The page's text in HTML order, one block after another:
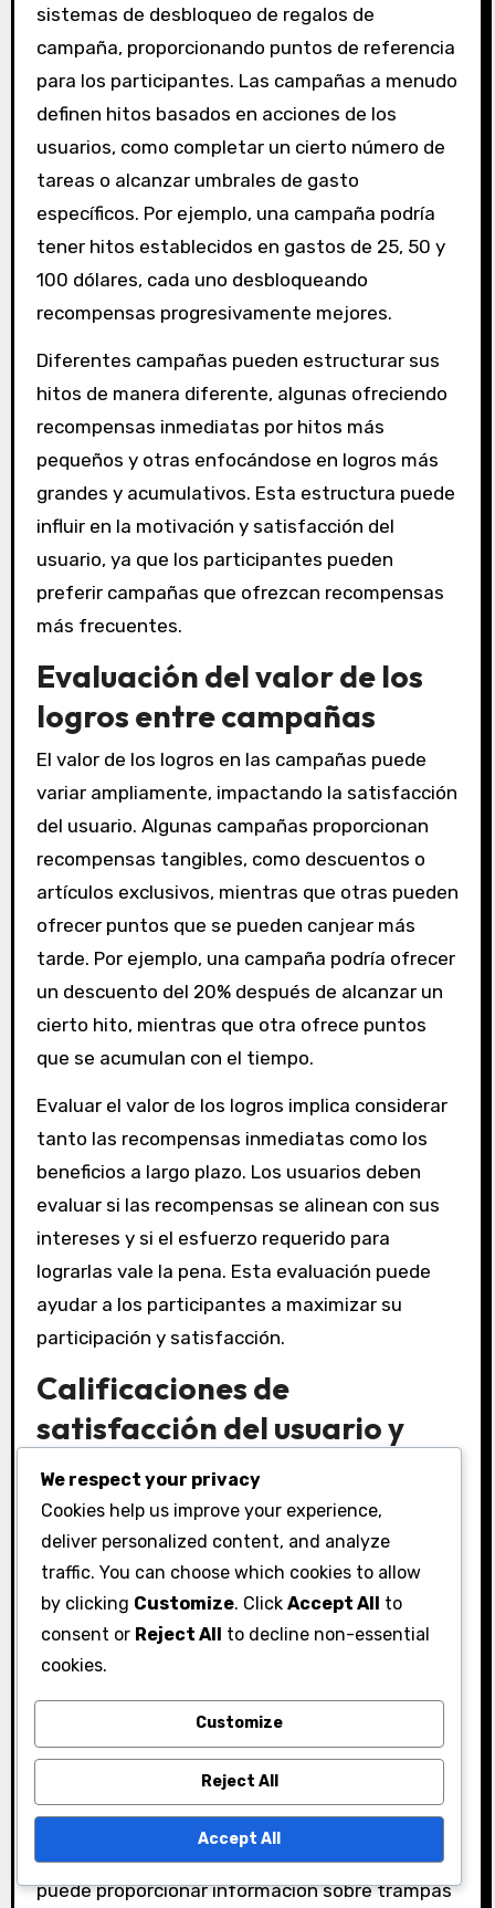
sistemas de desbloqueo de regalos de
campaña, proporcionando puntos de referencia
para los participantes. Las campañas a menudo
definen hitos basados en acciones de los
usuarios, como completar un cierto número de
tareas o alcanzar umbrales de gasto
específicos. Por ejemplo, una campaña podría
tener hitos establecidos en gastos de 25, 50 y
100 dólares, cada uno desbloqueando
recompensas progresivamente mejores.
Diferentes campañas pueden estructurar sus
hitos de manera diferente, algunas ofreciendo
recompensas inmediatas por hitos más
pequeños y otras enfocándose en logros más
grandes y acumulativos. Esta estructura puede
influir en la motivación y satisfacción del
usuario, ya que los participantes pueden
preferir campañas que ofrezcan recompensas
más frecuentes.
Evaluación del valor de los
logros entre campañas
El valor de los logros en las campañas puede
variar ampliamente, impactando la satisfacción
del usuario. Algunas campañas proporcionan
recompensas tangibles, como descuentos o
artículos exclusivos, mientras que otras pueden
ofrecer puntos que se pueden canjear más
tarde. Por ejemplo, una campaña podría ofrecer
un descuento del 20% después de alcanzar un
cierto hito, mientras que otra ofrece puntos
que se acumulan con el tiempo.
Evaluar el valor de los logros implica considerar
tanto las recompensas inmediatas como los
beneficios a largo plazo. Los usuarios deben
evaluar si las recompensas se alinean con sus
intereses y si el esfuerzo requerido para
lograrlas vale la pena. Esta evaluación puede
ayudar a los participantes a maximizar su
participación y satisfacción.
Calificaciones de
satisfacción del usuario y
retroalimentación
Las calificaciones de satisfacción del usuario a
menudo reflejan la efectividad del sistema de
desbloqueo de regalos de campaña. La
retroalimentación puede indicar qué tan bien
sienten los participantes que sus esfuerzos
son recompensados y si la campaña cumple con
sus expectativas. Las encuestas y reseñas
suelen resaltar aspectos como la facilidad de
participación, la claridad de los requisitos y el
valor percibido de las recompensas.
Analizar la retroalimentación de los usuarios
puede proporcionar información sobre trampas
We respect your privacy
Cookies help us improve your experience,
deliver personalized content, and analyze
traffic. You can choose which cookies to allow
by clicking Customize. Click Accept All to
consent or Reject All to decline non-essential
cookies.
Customize
Reject All
Accept All